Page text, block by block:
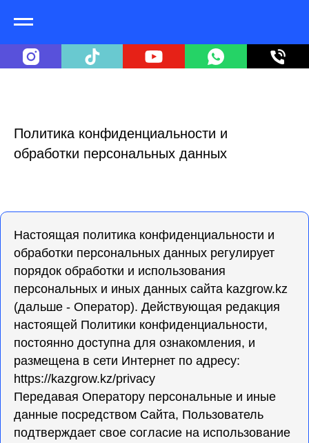
Политика конфиденциальности и
обработки персональных данных
Настоящая политика конфиденциальности и
обработки персональных данных регулирует
порядок обработки и использования
персональных и иных данных сайта kazgrow.kz
(дальше - Оператор). Действующая редакция
настоящей Политики конфиденциальности,
постоянно доступна для ознакомления, и
размещена в сети Интернет по адресу:
https://kazgrow.kz/privacy
Передавая Оператору персональные и иные
данные посредством Сайта, Пользователь
подтверждает свое согласие на использование